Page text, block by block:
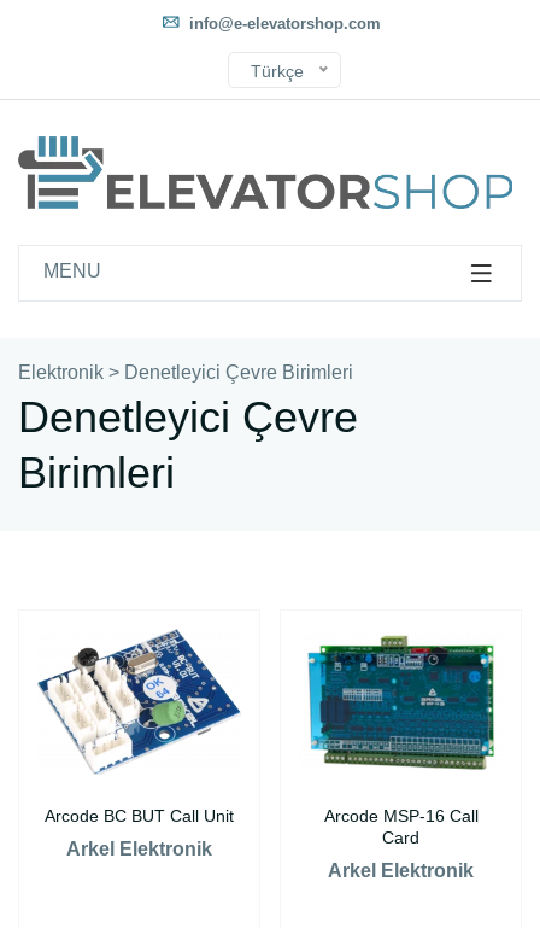
info@e-elevatorshop.com
Türkçe
MENU
Elektronik > Denetleyici Çevre Birimleri
Denetleyici Çevre
Birimleri
Arcode BC BUT Call Unit
Arkel Elektronik
Arcode MSP-16 Call
Card
Arkel Elektronik